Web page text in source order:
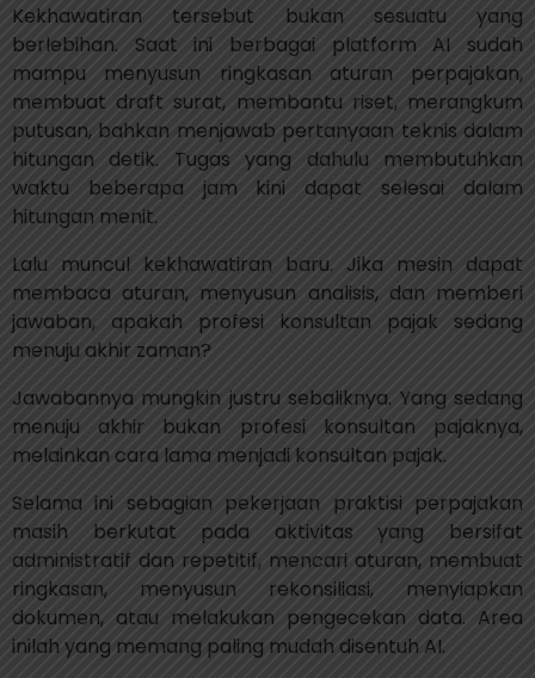
Kekhawatiran tersebut bukan sesuatu yang
berlebihan. Saat ini berbagai platform AI sudah
mampu menyusun ringkasan aturan perpajakan,
membuat draft surat, membantu riset, merangkum
putusan, bahkan menjawab pertanyaan teknis dalam
hitungan detik. Tugas yang dahulu membutuhkan
waktu beberapa jam kini dapat selesai dalam
hitungan menit.
Lalu muncul kekhawatiran baru. Jika mesin dapat
membaca aturan, menyusun analisis, dan memberi
jawaban, apakah profesi konsultan pajak sedang
menuju akhir zaman?
Jawabannya mungkin justru sebaliknya. Yang sedang
menuju akhir bukan profesi konsultan pajaknya,
melainkan cara lama menjadi konsultan pajak.
Selama ini sebagian pekerjaan praktisi perpajakan
masih berkutat pada aktivitas yang bersifat
administratif dan repetitif, mencari aturan, membuat
ringkasan, menyusun rekonsiliasi, menyiapkan
dokumen, atau melakukan pengecekan data. Area
inilah yang memang paling mudah disentuh AI.